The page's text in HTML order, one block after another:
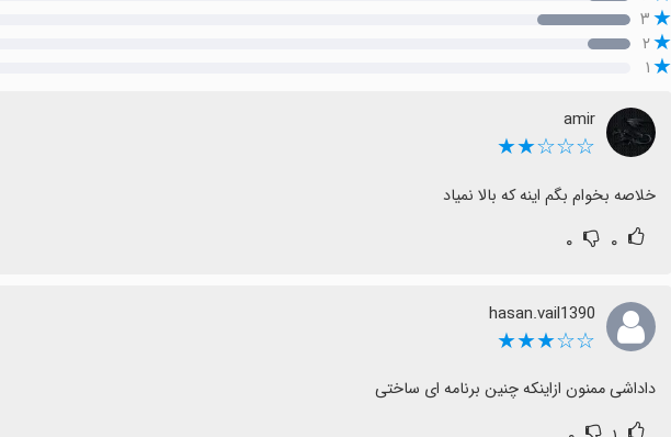
۳
۲
۱
amir
☆☆☆★★
خلاصه بخوام بگم اینه که بالا نمیاد
۰ ۰
hasan.vail1390
☆☆★★★
داداشی ممنون ازاینکه چنین برنامه ای ساختی